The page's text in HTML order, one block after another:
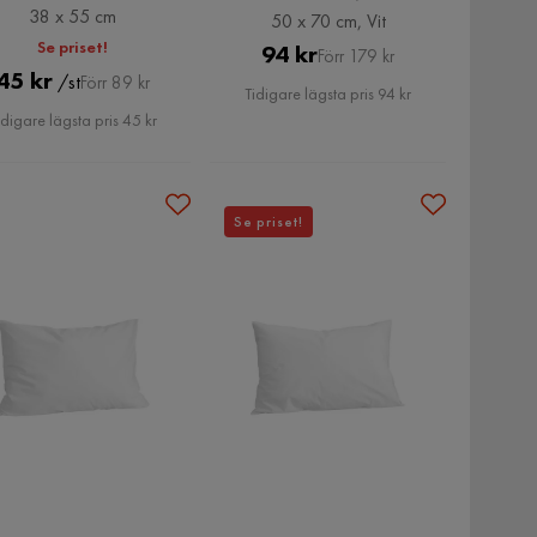
38 x 55 cm
Se priset!
Pris
kr /stOriginal
Pris
Förr 89 kr
lägsta pris 45 kr
50 x 70 cm, Vit
Pris
94 kr Original
Pris
Förr 179 kr
Tidigare lägsta pris 94 kr
Se priset!